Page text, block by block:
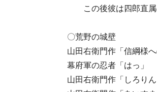
この後彼は四郎直属
〇荒野の城壁
山田右衛門作「信綱様
幕府軍の忍者「はっ」
山田右衛門作「しろりん